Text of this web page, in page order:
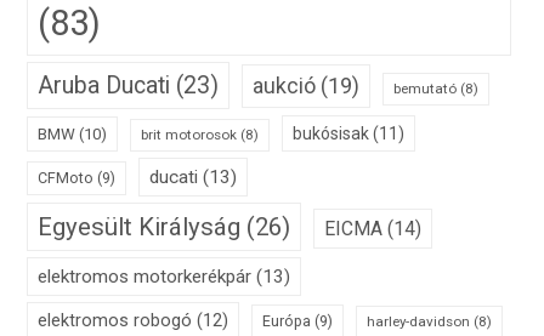
(83)
Aruba Ducati (23) aukció (19) bemutató (8)
BMW (10) brit motorosok (8) bukósisak(11)
CFMoto (9) ducati (13)
Egyesült Királyság (26) EICMA (14)
elektromos motorkerékpár (13)
elektromos robogó (12) Európa (9) harley-davidson (8)